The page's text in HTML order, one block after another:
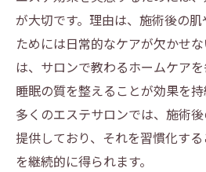
が大切です。理由は、施術後の
ためには日常的なケアが欠かせ
は、サロンで教わるホームケア
睡眠の質を整えることが効果を
多くのエステサロンでは、施術
提供しており、それを習慣化す
を継続的に得られます。